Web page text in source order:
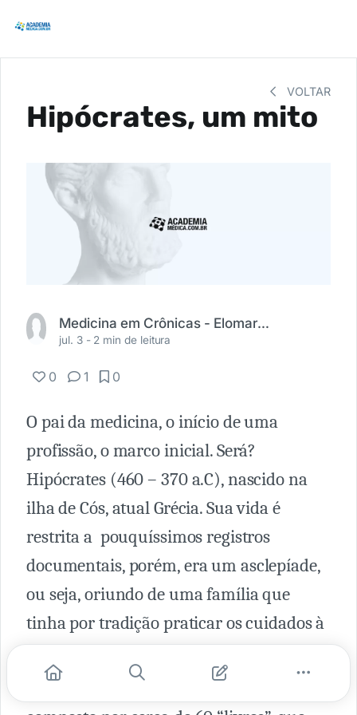
VOLTAR
Hipócrates, um mito
Medicina em Crônicas - Elomar R. Moura (@medicinaemcronicas)
jul. 3 - 2 min de leitura
0 1 0
O pai da medicina, o início de uma
profissão, o marco inicial. Será?
Hipócrates (460 – 370 a.C), nascido na
ilha de Cós, atual Grécia. Sua vida é
restrita a pouquíssimos registros
documentais, porém, era um asclepíade,
ou seja, oriundo de uma família que
tinha por tradição praticar os cuidados à
saúde.